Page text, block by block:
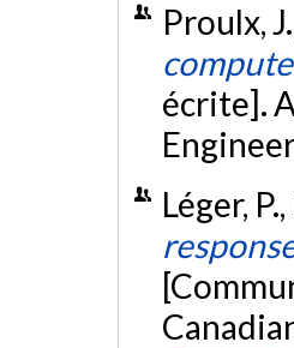
Proulx,
écrite].
Léger,